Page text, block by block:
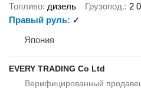
Топливо дизель Грузопод. 2
Правый руль
✓
Япония
EVERY TRADING Co Ltd